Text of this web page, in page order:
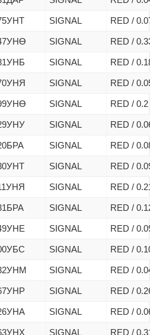
SIGNAL RED /
SIGNAL RED /
SIGNAL RED /
SIGNAL RED /
SIGNAL RED / 0.2
SIGNAL RED /
SIGNAL RED /
SIGNAL RED /
SIGNAL RED /
SIGNAL RED /
SIGNAL RED /
SIGNAL RED /
SIGNAL RED /
SIGNAL RED /
SIGNAL RED /
SIGNAL RED /